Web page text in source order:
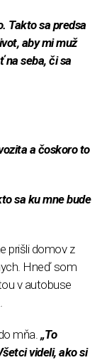
Takto sa predsa
aby mi muž
na seba, či sa
a čoskoro to
sa ku mne bude
prišli domov z
Hneď som
v autobuse
mňa. „To
videli, ako si